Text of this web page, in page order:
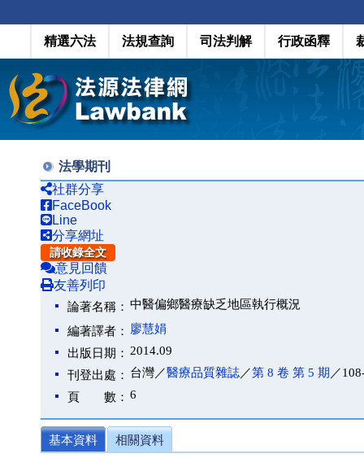
精選六法 法規查詢 司法判解 行政函釋
法學期刊
社群分享
FaceBook
Line
分享網址
請收錄全文
意見回饋
友善列印
論著名稱： 中醫偏鄉醫療缺乏地區執行概況
編著譯者：
廖慧娟
出版日期： 2014.09
刊登出處： 台灣／醫療品質雜誌／第 8 卷 第 5 期 ／
頁 數： 6
基本資料 相關資料